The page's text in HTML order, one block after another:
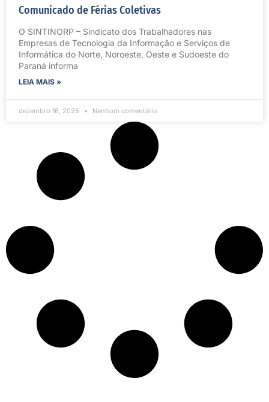
Comunicado de Férias Coletivas
O SINTINORP – Sindicato dos Trabalhadores nas
Empresas de Tecnologia da Informação e Serviços de
Informática do Norte, Noroeste, Oeste e Sudoeste do
Paraná informa
LEIA MAIS »
dezembro 16, 2025 Nenhum comentário